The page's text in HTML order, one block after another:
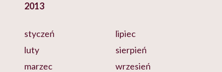
2013
styczeń
luty
marzec
lipiec
sierpień
wrzesień